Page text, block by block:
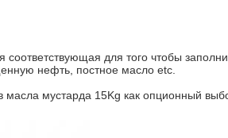
соответствующая для того чтобы
нефть, постное масло etc.
масла мустарда 15Kg как опционный